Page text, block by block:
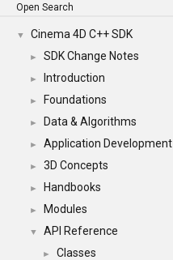
Open Search
▼ Cinema 4D C++ SDK
► SDK Change Notes
► Introduction
► Foundations
► Data & Algorithms
► Application Development
► 3D Concepts
► Handbooks
► Modules
▼ API Reference
► Classes